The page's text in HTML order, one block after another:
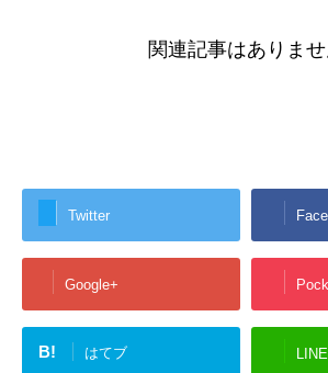
関連記事はありませ
Twitter
Google+
B! はてブ LINE